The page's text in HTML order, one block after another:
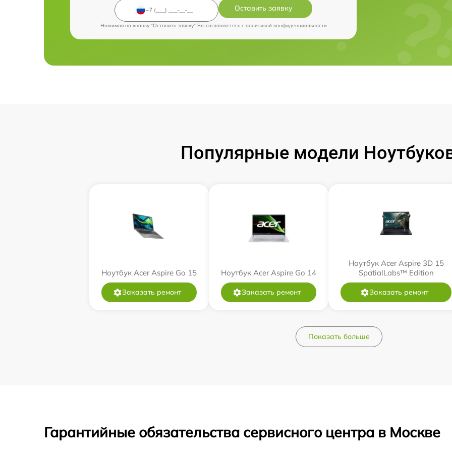
Оставить заявку
Нажимая на кнопку "Оставить заявку" Вы соглашаетесь c политикой конфиденциальности
Популярные модели
Ноутбук Acer Aspire Go 15
Заказать ремонт
Ноутбук Acer Aspire Go 14
Заказать ремонт
Ноутбук Acer Aspire 3D 15
SpatialLabs™ Edition
Заказать ремонт
Показать больше
Гарантийные обязательства сервисного центра в Москве